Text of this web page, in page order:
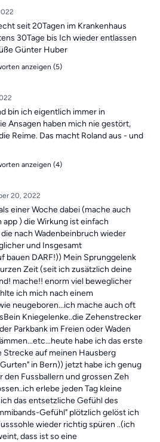
seit 20Tagen im Krankenhaus
30Tage bis Ich wieder entlassen
Günter Huber
anzeigen (5)
bin ich eigentlich immer in
Ansagen haben mich nie gestört,
Reime. Das macht Roland aus - und
anzeigen (4)
20, 2022
einer Woche dabei (mache auch
) die Wirkung ist einfach
nach Wadenbeinbruch wieder
und Insgesamt
bauen DARF!)) Mein Sprunggelenk
Zeit (seit ich zusätzlich deine
mache!! enorm viel beweglicher
ich mich nach einem
neugeboren...ich mache auch oft
Kniegelenke..die Zehenstrecker
Parkbank im Freien oder Waden
habe ich das erste
Strecke auf meinen Hausberg
in Bern)) jetzt habe ich genug
den Fussballern und grossen Zeh
erlebe jeden Tag kleine
das entsetzliche Gefühl des
Gefühl" plötzlich gelöst ich
wieder richtig spüren ..(ich
dass ist so eine